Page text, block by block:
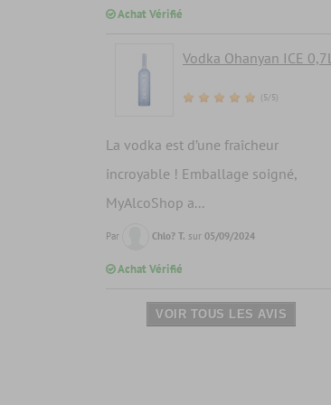
Achat Vérifié
Vodka Ohanyan ICE 0,7L
(5/5)
La vodka est d’une fraîcheur
incroyable ! Emballage soigné,
MyAlcoShop a...
Par Chlo? T. sur 05/09/2024
Achat Vérifié
VOIR TOUS LES AVIS